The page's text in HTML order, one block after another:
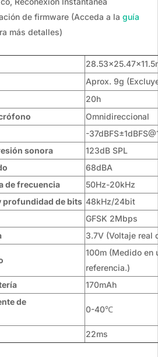
de firmware (Acceda a la guía
más detalles)
Aprox. 9g
20h
Omnidireccional
-
sonora
123dB SPL
68dBA
de frecuencia
50Hz-20kHz
profundidad de bits 48kHz/24bit
GFSK 2Mbps
3.7V (Voltaje real
100m (Medido en
referencia.)
170mAh
de
0-40℃
22ms